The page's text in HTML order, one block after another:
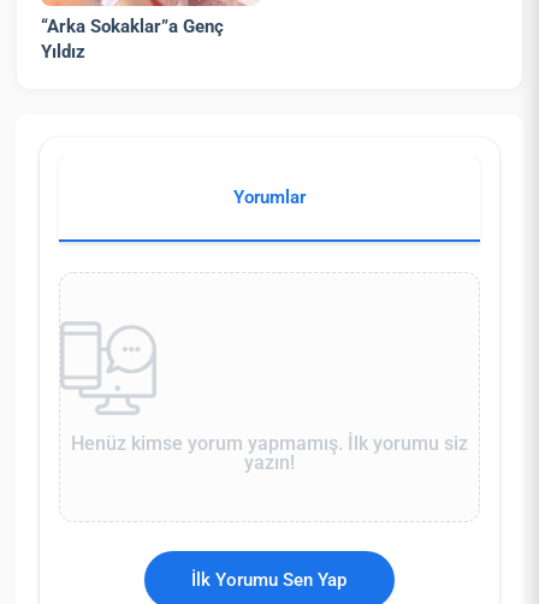
“Arka Sokaklar”a Genç
Yıldız
Yorumlar
Henüz kimse yorum yapmamış. İlk yorumu siz
yazın!
İlk Yorumu Sen Yap